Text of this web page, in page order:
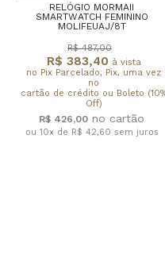
RELÓGIO MORMAII
SMARTWATCH FEMININO
MOLIFEUAJ/8T
R$ 383,40 à vista
no Pix Parcelado, Pix, uma vez
no
cartão de crédito ou Boleto
Off)
R$ 487,00
R$ 426,00
ou 10x de R$ 42,60 sem juros